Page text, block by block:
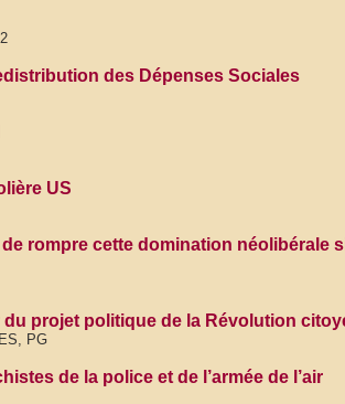
des Dépenses Sociales
US
rompre cette domination néolibérale
projet politique de la Révolution
PG
de la police et de l’armée de l’air